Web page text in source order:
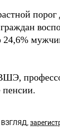
24,6%
ВЗГЛЯД,